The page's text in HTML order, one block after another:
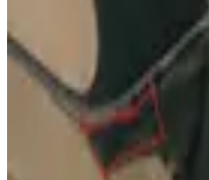
966/m²
2.800.000 ₺
TOK EMLAKMuharrem Tokuç